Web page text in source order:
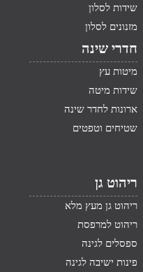
שידות לסלון
מזנונים לסלון
חדרי שינה
מיטות עץ
שידות מיטה
ארונות לחדר שינה
שטיחים וטפטים
ריהוט גן
ריהוט גן מעץ מלא
ריהוט למרפסת
ספסלים לגינה
פינות ישיבה לגינה